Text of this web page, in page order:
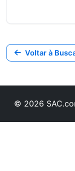
Voltar à
© 2026